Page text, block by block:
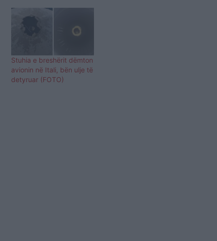
Stuhia e breshërit dëmton
avionin në Itali, bën ulje të
detyruar (FOTO)